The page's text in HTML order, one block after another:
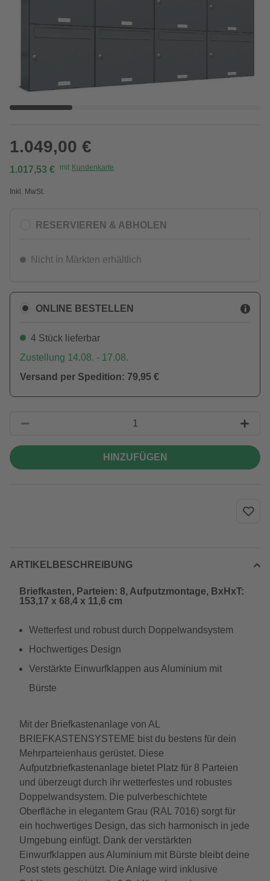
1.049,00 €
1.017,53 € mit Kundenkarte
Inkl. MwSt.
RESERVIEREN & ABHOLEN
Nicht in Märkten erhältlich
ONLINE BESTELLEN
4 Stück lieferbar
Zustellung 14.08. - 17.08.
Versand per Spedition: 79,95 €
HINZUFÜGEN
ARTIKELBESCHREIBUNG
Briefkasten, Parteien: 8, Aufputzmontage, BxHxT:
153,17 x 68,4 x 11,6 cm
Wetterfest und robust durch Doppelwandsystem
Hochwertiges Design
Verstärkte Einwurfklappen aus Aluminium mit
Bürste
Mit der Briefkastenanlage von AL
BRIEFKASTENSYSTEME bist du bestens für dein
Mehrparteienhaus gerüstet. Diese
Aufputzbriefkastenanlage bietet Platz für 8 Parteien
und überzeugt durch ihr wetterfestes und robustes
Doppelwandsystem. Die pulverbeschichtete
Oberfläche in elegantem Grau (RAL 7016) sorgt für
ein hochwertiges Design, das sich harmonisch in jede
Umgebung einfügt. Dank der verstärkten
Einwurfklappen aus Aluminium mit Bürste bleibt deine
Post stets geschützt. Die Anlage wird inklusive